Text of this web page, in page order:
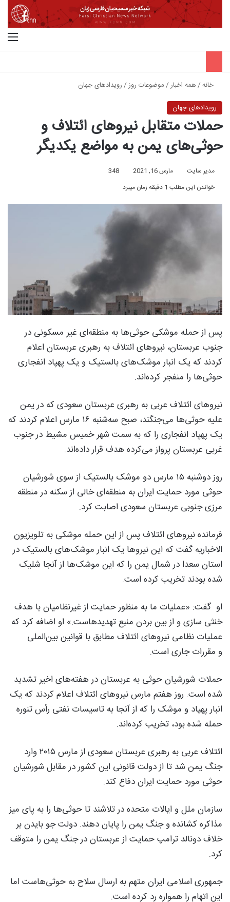
خانه/همه اخبار/موضوعات روز/رویدادهای جهان
رویدادهای جهان
حملات متقابل نیروهای ائتلاف و
حوثی‌های یمن به مواضع یکدیگر
مدیر سایت مارس 16, 2021
348
خواندن این مطلب 1 دقیقه زمان میبرد
پس از حمله موشکی حوثی‌ها به منطقه‌ای غیر مسکونی در
جنوب عربستان، نیروهای ائتلاف به رهبری عربستان اعلام
کردند که یک انبار موشک‌های بالستیک و یک پهپاد انفجاری
حوثی‌ها را منفجر کرده‌اند.
نیروهای ائتلاف عربی به رهبری عربستان سعودی که در یمن
علیه حوثی‌ها می‌جنگند، صبح سه‌شنبه ۱۶ مارس اعلام کردند که
یک پهپاد انفجاری را که به سمت شهر خمیس مشیط در جنوب
غربی عربستان پرواز می‌کرده هدف قرار داده‌اند.
روز دوشنبه ۱۵ مارس دو موشک بالستیک از سوی شورشیان
حوثی مورد حمایت ایران به منطقه‌ای خالی از سکنه در منطقه
مرزی جنوبی عربستان سعودی اصابت کرد.
فرمانده نیروهای ائتلاف پس از این حمله موشکی به تلویزیون
الاخباریه گفت که این نیروها یک انبار موشک‌های بالستیک در
استان سعدا در شمال یمن را که این موشک‌ها از آنجا شلیک
شده بودند تخریب کرده است.
او گفت: «عملیات ما به منظور حمایت از غیرنظامیان با هدف
خنثی سازی و از بین بردن منبع تهدیدهاست.» او اضافه کرد که
عملیات نظامی نیروهای ائتلاف مطابق با قوانین بین‌الملی
و مقررات جاری است.
حملات شورشیان حوثی به عربستان در هفته‌های اخیر تشدید
شده است. روز هفتم مارس نیروهای ائتلاف اعلام کردند که یک
انبار پهپاد و موشک را که از آنجا به تاسیسات نفتی رأس تنوره
حمله شده بود، تخریب کرده‌اند.
ائتلاف عربی به رهبری عربستان سعودی از مارس ۲۰۱۵ وارد
جنگ یمن شد تا از دولت قانونی این کشور در مقابل شورشیان
حوثی مورد حمایت ایران دفاع کند.
سازمان ملل و ایالات متحده در تلاشند تا حوثی‌ها را به پای میز
مذاکره کشانده و جنگ یمن را پایان دهند. دولت جو بایدن بر
خلاف دونالد ترامپ حمایت از عربستان در جنگ یمن را متوقف
کرد.
جمهوری اسلامی ایران متهم به ارسال سلاح به حوثی‌هاست اما
این اتهام را همواره رد کرده است.